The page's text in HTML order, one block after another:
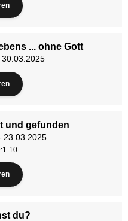
... ohne Gott
und gefunden
23.03.2025
10
du?